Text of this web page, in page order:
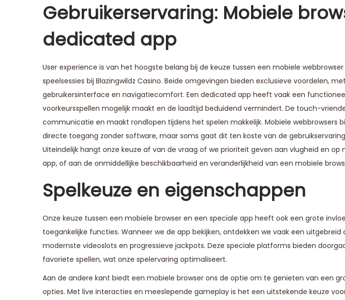
Gebruikerservaring: Mobiele
dedicated app
User experience is van het hoogste belang bij de keuze tussen een mobiele
speelsessies bij Blazingwildz Casino. Beide omgevingen bieden exclusieve voordelen,
gebruikersinterface en navigatiecomfort. Een dedicated app heeft vaak een
voorkeursspellen mogelijk maakt en de laadtijd beduidend vermindert. De touch-
communicatie en maakt rondlopen tijdens het spelen makkelijk. Mobiele webbrowsers
directe toegang zonder software, maar soms gaat dit ten koste van de
Uiteindelijk hangt onze keuze af van de vraag of we prioriteit geven aan vlugheid en
app, of aan de onmiddellijke beschikbaarheid en veranderlijkheid van een mobiele
Spelkeuze en eigenschappen
Onze keuze tussen een mobiele browser en een speciale app heeft ook een grote
toegankelijke functies. Wanneer we de app bekijken, ontdekken we vaak een
modernste videoslots en progressieve jackpots. Deze speciale platforms bieden
favoriete spellen, wat onze spelervaring optimaliseert.
Aan de andere kant biedt een mobiele browser ons de optie om te genieten van een
opties. Met live interacties en meeslepende gameplay is het een uitstekende keuze